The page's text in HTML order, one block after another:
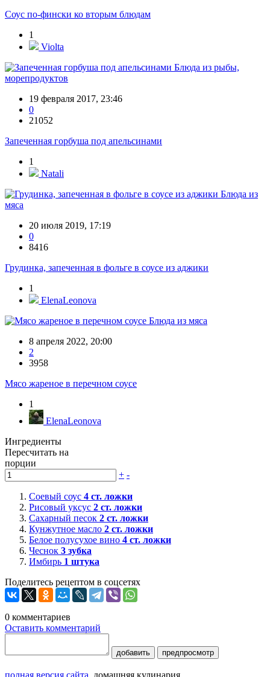
Соус по-фински ко вторым блюдам
1
Violta
Блюда из рыбы,
морепродуктов
19 февраля 2017, 23:46
0
21052
Запеченная горбуша под апельсинами
1
Natali
Блюда из
мяса
20 июля 2019, 17:19
0
8416
Грудинка, запеченная в фольге в соусе из аджики
1
ElenaLeonova
Блюда из мяса
8 апреля 2022, 20:00
2
3958
Мясо жареное в перечном соусе
1
ElenaLeonova
Ингредиенты
Пересчитать на
порции
+ -
Соевый соус 4 ст. ложки
Рисовый уксус 2 ст. ложки
Сахарный песок 2 ст. ложки
Кунжутное масло 2 ст. ложки
Белое полусухое вино 4 ст. ложки
Чеснок 3 зубка
Имбирь 1 штука
Поделитесь рецептом в соцсетях
0 комментариев
Оставить комментарий
добавить предпросмотр